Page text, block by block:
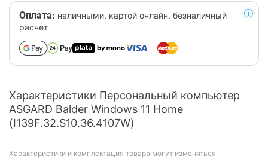
Оплата: наличными, картой онлайн, безналичный
расчет
Характеристики Персональный компьютер
ASGARD Balder Windows 11 Home
(I139F.32.S10.36.4107W)
Характеристики и комплектация товара могут изменяться